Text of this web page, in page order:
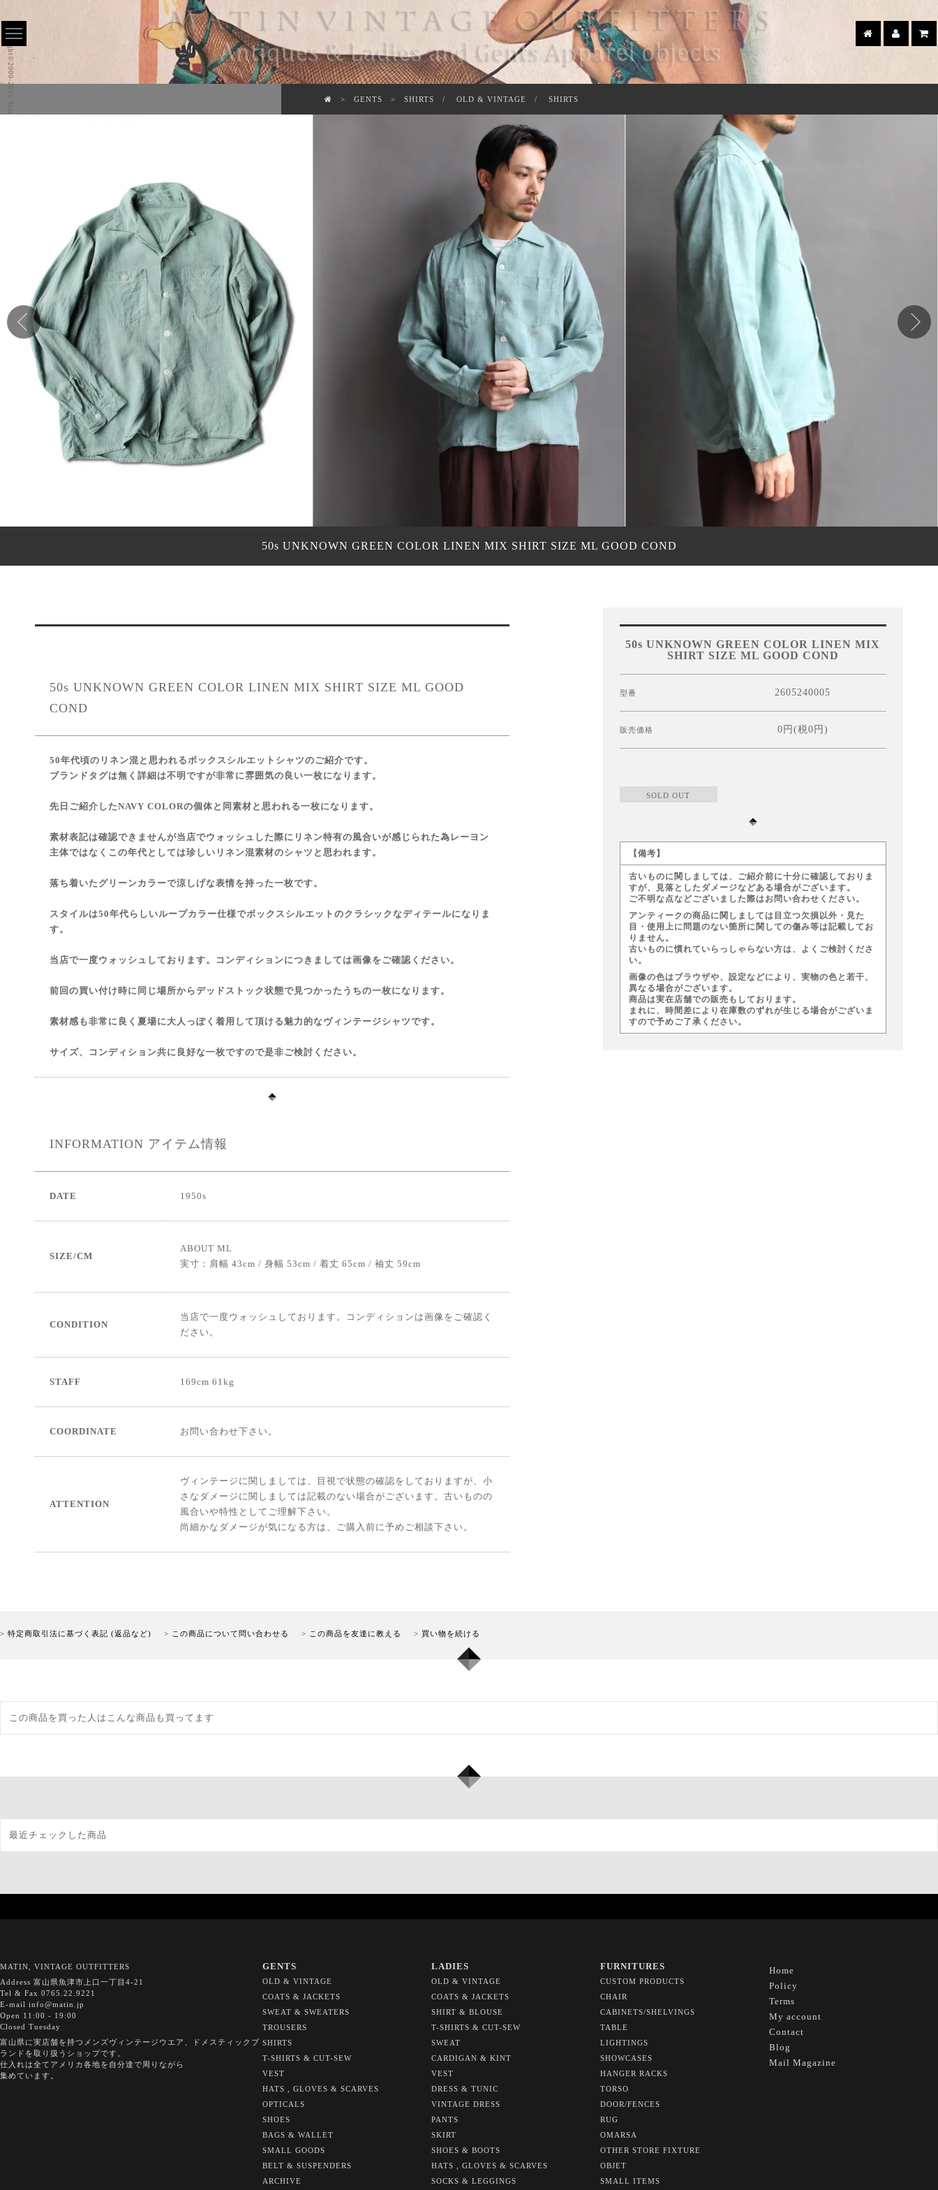
Copyright©2000-2015 Matin All Rights Reserved. GENTS SHIRTS OLD & VINTAGE SHIRTS
50s UNKNOWN GREEN COLOR LINEN MIX SHIRT SIZE ML GOOD COND
50s UNKNOWN GREEN COLOR LINEN MIX SHIRT SIZE ML GOOD
COND
50年代頃のリネン混と思われるボックスシルエットシャツのご紹介です。
ブランドタグは無く詳細は不明ですが非常に雰囲気の良い一枚になります。
先日ご紹介したNAVY COLORの個体と同素材と思われる一枚になります。
素材表記は確認できませんが当店でウォッシュした際にリネン特有の風合いが感じられた為レーヨン
主体ではなくこの年代としては珍しいリネン混素材のシャツと思われます。
落ち着いたグリーンカラーで涼しげな表情を持った一枚です。
スタイルは50年代らしいループカラー仕様でボックスシルエットのクラシックなディテールになりま
す。
当店で一度ウォッシュしております。コンディションにつきましては画像をご確認ください。
前回の買い付け時に同じ場所からデッドストック状態で見つかったうちの一枚になります。
素材感も非常に良く夏場に大人っぽく着用して頂ける魅力的なヴィンテージシャツです。
サイズ、コンディション共に良好な一枚ですので是非ご検討ください。
INFORMATION アイテム情報
DATE 1950s
SIZE/CM
ABOUT ML
実寸：肩幅 43cm / 身幅 53cm / 着丈 65cm / 袖丈 59cm
CONDITION
当店で一度ウォッシュしております。コンディションは画像をご確認く
ださい。
STAFF 169cm 61kg
COORDINATE お問い合わせ下さい。
ATTENTION
ヴィンテージに関しましては、目視で状態の確認をしておりますが、小
さなダメージに関しましては記載のない場合がございます。古いものの
風合いや特性としてご理解下さい。
尚細かなダメージが気になる方は、ご購入前に予めご相談下さい。
50s UNKNOWN GREEN COLOR LINEN MIX
SHIRT SIZE ML GOOD COND
型番 2605240005
販売価格 0円(税0円)
SOLD OUT
【備考】
古いものに関しましては、ご紹介前に十分に確認しておりま
すが、見落としたダメージなどある場合がございます。
ご不明な点などございました際はお問い合わせください。
アンティークの商品に関しましては目立つ欠損以外・見た
目・使用上に問題のない箇所に関しての傷み等は記載してお
りません。
古いものに慣れていらっしゃらない方は、よくご検討くださ
い。
画像の色はブラウザや、設定などにより、実物の色と若干、
異なる場合がございます。
商品は実在店舗での販売もしております。
まれに、時間差により在庫数のずれが生じる場合がございま
すので予めご了承ください。
特定商取引法に基づく表記 (返品など) この商品について問い合わせる この商品を友達に教える 買い物を続ける
この商品を買った人はこんな商品も買ってます
最近チェックした商品
MATIN, VINTAGE OUTFITTERS
Address 富山県魚津市上口一丁目4-21
Tel & Fax 0765.22.9221
E-mail info@matin.jp
Open 11:00 - 19:00
Closed Tuesday
富山県に実店舗を持つメンズヴィンテージウエア、ドメスティックブ
ランドを取り扱うショップです。
仕入れは全てアメリカ各地を自分達で周りながら
集めています。
GENTS
OLD & VINTAGE
COATS & JACKETS
SWEAT & SWEATERS
TROUSERS
SHIRTS
T-SHIRTS & CUT-SEW
VEST
HATS , GLOVES & SCARVES
OPTICALS
SHOES
BAGS & WALLET
SMALL GOODS
BELT & SUSPENDERS
ARCHIVE
LADIES
OLD & VINTAGE
COATS & JACKETS
SHIRT & BLOUSE
T-SHIRTS & CUT-SEW
SWEAT
CARDIGAN & KINT
VEST
DRESS & TUNIC
VINTAGE DRESS
PANTS
SKIRT
SHOES & BOOTS
HATS , GLOVES & SCARVES
SOCKS & LEGGINGS
FURNITURES
CUSTOM PRODUCTS
CHAIR
CABINETS/SHELVINGS
TABLE
LIGHTINGS
SHOWCASES
HANGER RACKS
TORSO
DOOR/FENCES
RUG
OMARSA
OTHER STORE FIXTURE
OBJET
SMALL ITEMS
Home
Policy
Terms
My account
Contact
Blog
Mail Magazine